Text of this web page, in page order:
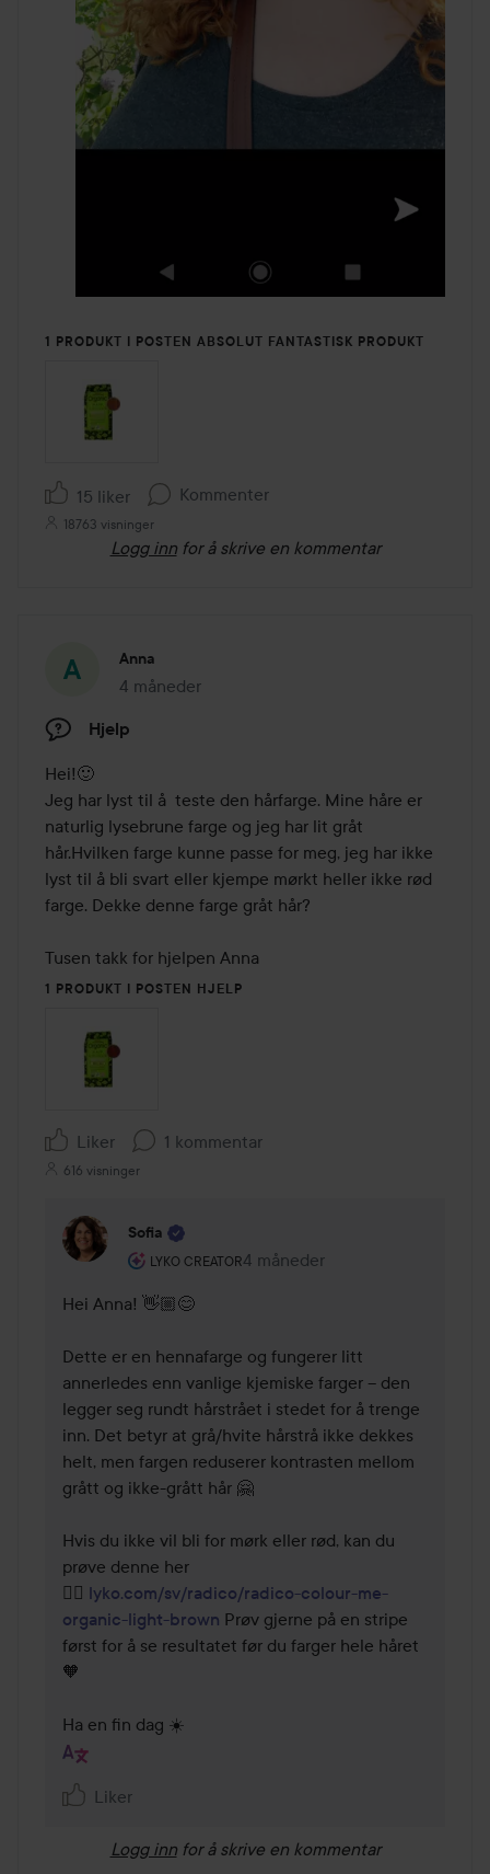
1 PRODUKT I POSTEN ABSOLUT FANTASTISK PRODUKT
15 liker Kommenter
18763 visninger
Logg inn for å skrive en kommentar
Anna
4 måneder
Innlegget ble opprettet 4 måneder
Hjelp
Hei!🙂
Jeg har lyst til å  teste den hårfarge. Mine håre er
naturlig lysebrune farge og jeg har lit gråt
hår.Hvilken farge kunne passe for meg, jeg har ikke
lyst til å bli svart eller kjempe mørkt heller ikke rød
farge. Dekke denne farge gråt hår?
Tusen takk for hjelpen Anna
1 PRODUKT I POSTEN HJELP
Liker 1 kommentar
616 visninger
Sofia
LYKO CREATOR
Brukerens rolle: Lyko Creator.
4 måneder
Kommentaren lades 4 måneder
Hei Anna! 👋🏼😊
Dette er en hennafarge og fungerer litt
annerledes enn vanlige kjemiske farger – den
legger seg rundt hårstrået i stedet for å trenge
inn. Det betyr at grå/hvite hårstrå ikke dekkes
helt, men fargen reduserer kontrasten mellom
grått og ikke-grått hår 🤗
Hvis du ikke vil bli for mørk eller rød, kan du
prøve denne her
👉🏼 lyko.com/sv/radico/radico-colour-me-
organic-light-brown Prøv gjerne på en stripe
først for å se resultatet før du farger hele håret
🧡
Ha en fin dag ☀️
Liker
Logg inn for å skrive en kommentar